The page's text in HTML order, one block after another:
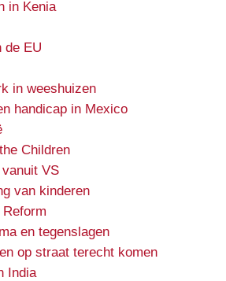
in Kenia
de EU
in weeshuizen
handicap in Mexico
Children
VS
van kinderen
en tegenslagen
op straat terecht komen
India